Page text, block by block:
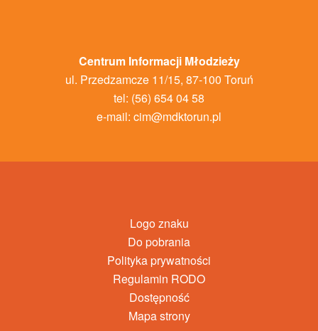
Centrum Informacji Młodzieży
ul. Przedzamcze 11/15, 87-100 Toruń
tel: (56) 654 04 58
e-mail: cim@mdktorun.pl
Logo znaku
Do pobrania
Polityka prywatności
Regulamin RODO
Dostępność
Mapa strony